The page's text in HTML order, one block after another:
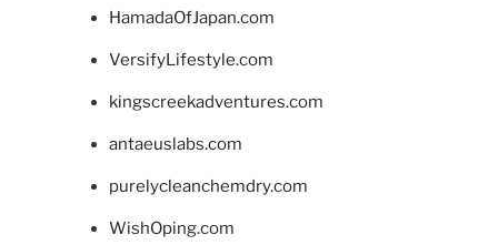
HamadaOfJapan.com
VersifyLifestyle.com
kingscreekadventures.com
antaeuslabs.com
purelycleanchemdry.com
WishOping.com